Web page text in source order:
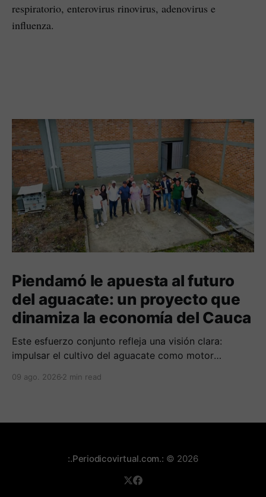
respiratorio, enterovirus rinovirus, adenovirus e
influenza.
Piendamó le apuesta al futuro
del aguacate: un proyecto que
dinamiza la economía del Cauca
Este esfuerzo conjunto refleja una visión clara:
impulsar el cultivo del aguacate como motor
campesinas de la región.
09 ago. 2026 2 min read
:.Periodicovirtual.com.: © 2026